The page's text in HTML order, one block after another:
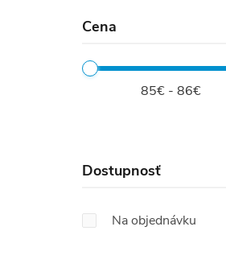
Cena
85€ - 86€
Dostupnosť
Na objednávku